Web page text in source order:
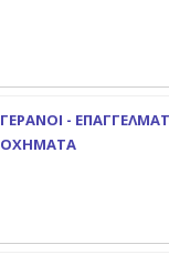
ΓΕΡΑΝΟΙ -
ΟΧΗΜΑΤΑ